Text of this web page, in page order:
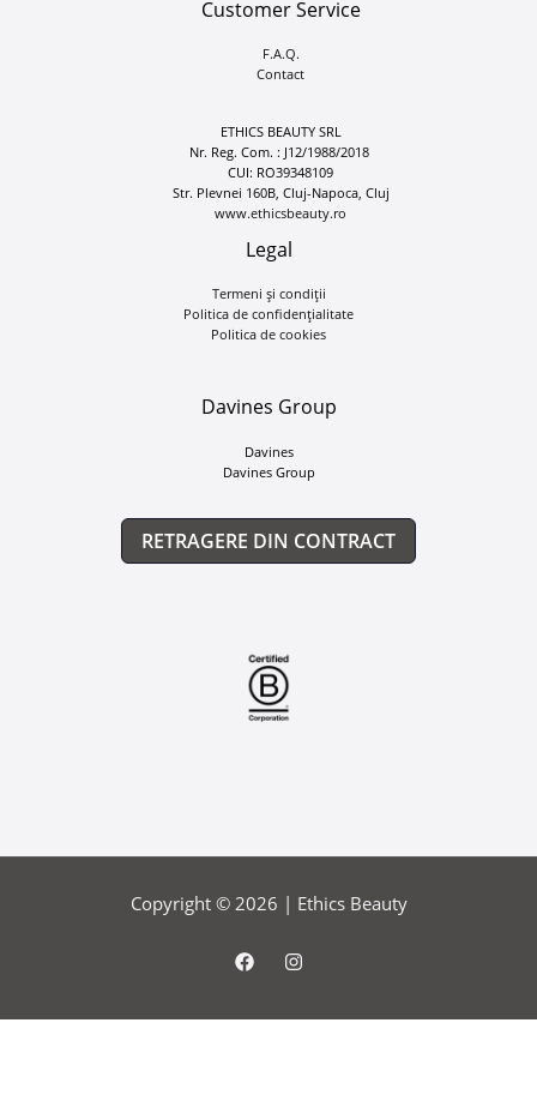
Customer Service
F.A.Q.
Contact
ETHICS BEAUTY SRL
Nr. Reg. Com. : J12/1988/2018
CUI: RO39348109
Str. Plevnei 160B, Cluj-Napoca, Cluj
www.ethicsbeauty.ro
Legal
Termeni și condiții
Politica de confidențialitate
Politica de cookies
Davines Group
Davines
Davines Group
RETRAGERE DIN CONTRACT
Copyright © 2026 | Ethics Beauty